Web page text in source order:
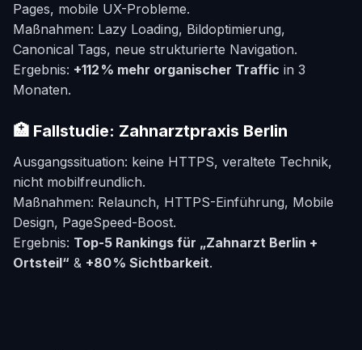
Pages, mobile UX-Probleme.
Maßnahmen: Lazy Loading, Bildoptimierung,
Canonical Tags, neue strukturierte Navigation.
Ergebnis: +112 % mehr organischer Traffic in 3
Monaten.
🏥 Fallstudie: Zahnarztpraxis Berlin
Ausgangssituation: keine HTTPS, veraltete Technik,
nicht mobilfreundlich.
Maßnahmen: Relaunch, HTTPS-Einführung, Mobile
Design, PageSpeed-Boost.
Ergebnis: Top-5 Rankings für „Zahnarzt Berlin +
Ortsteil“ & +80 % Sichtbarkeit.